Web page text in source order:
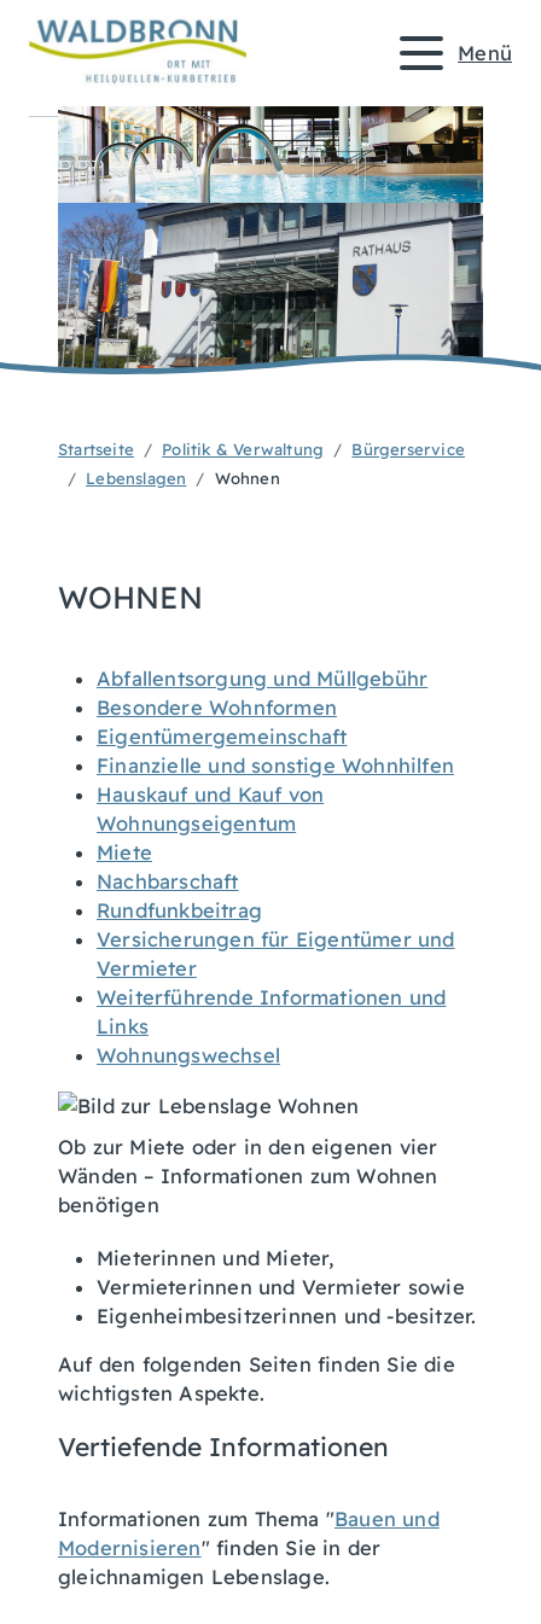
Menü
Startseite Politik & Verwaltung
Bürgerservice
Lebenslagen
Wohnen
WOHNEN
Abfallentsorgung und Müllgebühr
Besondere Wohnformen
Eigentümergemeinschaft
Finanzielle und sonstige Wohnhilfen
Hauskauf und Kauf von
Wohnungseigentum
Miete
Nachbarschaft
Rundfunkbeitrag
Versicherungen für Eigentümer und
Vermieter
Weiterführende Informationen und
Links
Wohnungswechsel
Ob zur Miete oder in den eigenen vier
Wänden – Informationen zum Wohnen
benötigen
Mieterinnen und Mieter,
Vermieterinnen und Vermieter sowie
Eigenheimbesitzerinnen und -besitzer.
Auf den folgenden Seiten finden Sie die
wichtigsten Aspekte.
Vertiefende Informationen
Informationen zum Thema "Bauen und
Modernisieren" finden Sie in der
gleichnamigen Lebenslage.